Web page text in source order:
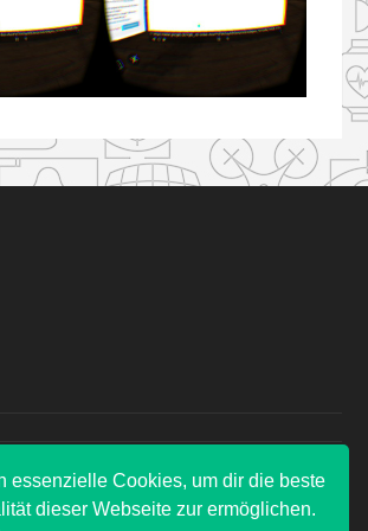
52-
essenzielle Cookies, um dir die beste
dieser Webseite zur ermöglichen.